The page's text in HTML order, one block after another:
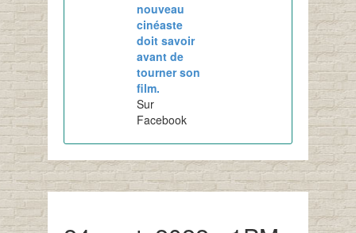
nouveau
cinéaste
doit savoir
avant de
tourner son
film.
Sur
Facebook